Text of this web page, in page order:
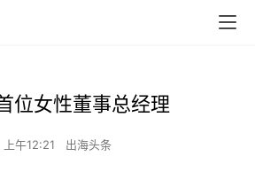
位女性董事总经理
午12:21 出海头条